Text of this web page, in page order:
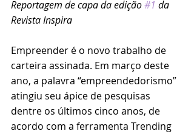
Reportagem de capa da edição #1 da
Revista Inspira
Empreender é o novo trabalho de
carteira assinada. Em março deste
ano, a palavra “empreendedorismo”
atingiu seu ápice de pesquisas
dentre os últimos cinco anos, de
acordo com a ferramenta Trending